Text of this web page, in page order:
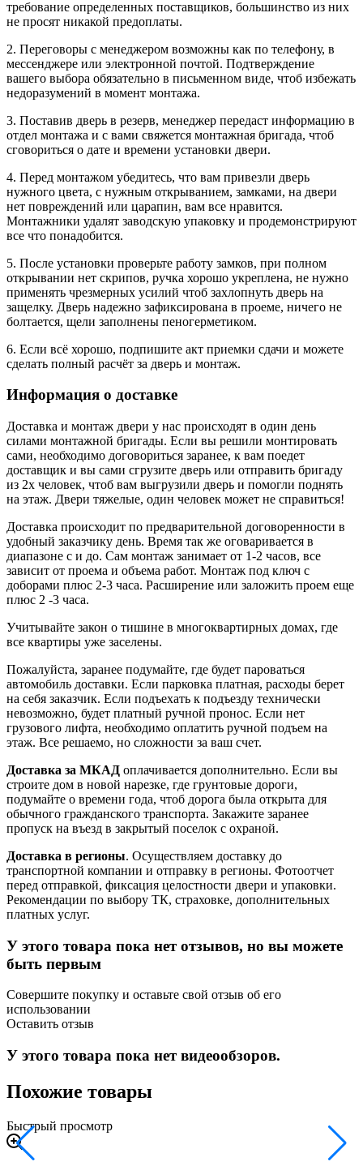
требование определенных поставщиков, большинство из них
не просят никакой предоплаты.
2. Переговоры с менеджером возможны как по телефону, в
мессенджере или электронной почтой. Подтверждение
вашего выбора обязательно в письменном виде, чтоб избежать
недоразумений в момент монтажа.
3. Поставив дверь в резерв, менеджер передаст информацию в
отдел монтажа и с вами свяжется монтажная бригада, чтоб
сговориться о дате и времени установки двери.
4. Перед монтажом убедитесь, что вам привезли дверь
нужного цвета, с нужным открыванием, замками, на двери
нет повреждений или царапин, вам все нравится.
Монтажники удалят заводскую упаковку и продемонстрируют
все что понадобится.
5. После установки проверьте работу замков, при полном
открывании нет скрипов, ручка хорошо укреплена, не нужно
применять чрезмерных усилий чтоб захлопнуть дверь на
защелку. Дверь надежно зафиксирована в проеме, ничего не
болтается, щели заполнены пеногерметиком.
6. Если всё хорошо, подпишите акт приемки сдачи и можете
сделать полный расчёт за дверь и монтаж.
Информация о доставке
Доставка и монтаж двери у нас происходят в один день
силами монтажной бригады. Если вы решили монтировать
сами, необходимо договориться заранее, к вам поедет
доставщик и вы сами сгрузите дверь или отправить бригаду
из 2х человек, чтоб вам выгрузили дверь и помогли поднять
на этаж. Двери тяжелые, один человек может не справиться!
Доставка происходит по предварительной договоренности в
удобный заказчику день. Время так же оговаривается в
диапазоне с и до. Сам монтаж занимает от 1-2 часов, все
зависит от проема и объема работ. Монтаж под ключ с
доборами плюс 2-3 часа. Расширение или заложить проем еще
плюс 2 -3 часа.
Учитывайте закон о тишине в многоквартирных домах, где
все квартиры уже заселены.
Пожалуйста, заранее подумайте, где будет пароваться
автомобиль доставки. Если парковка платная, расходы берет
на себя заказчик. Если подъехать к подъезду технически
невозможно, будет платный ручной пронос. Если нет
грузового лифта, необходимо оплатить ручной подъем на
этаж. Все решаемо, но сложности за ваш счет.
Доставка за МКАД оплачивается дополнительно. Если вы
строите дом в новой нарезке, где грунтовые дороги,
подумайте о времени года, чтоб дорога была открыта для
обычного гражданского транспорта. Закажите заранее
пропуск на въезд в закрытый поселок с охраной.
Доставка в регионы. Осуществляем доставку до
транспортной компании и отправку в регионы. Фотоотчет
перед отправкой, фиксация целостности двери и упаковки.
Рекомендации по выбору ТК, страховке, дополнительных
платных услуг.
У этого товара пока нет отзывов, но вы можете
быть первым
Совершите покупку и оставьте свой отзыв об его
использовании
Оставить отзыв
У этого товара пока нет видеообзоров.
Похожие товары
Быстрый просмотр